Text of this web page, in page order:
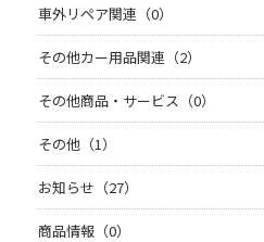
車外リペア関連（0）
その他カー用品関連（2）
その他商品・サービス（0）
その他（1）
お知らせ（27）
商品情報（0）